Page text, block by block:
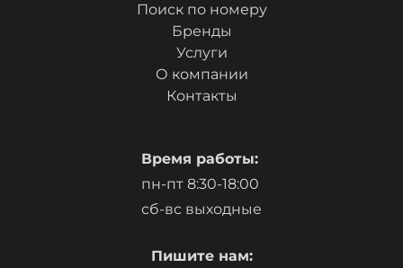
Поиск по номеру
Бренды
Услуги
О компании
Контакты
Время работы:
пн-пт 8:30-18:00
сб-вс выходные
Пишите нам: